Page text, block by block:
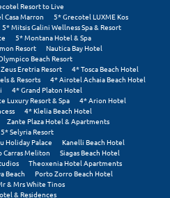
Resort to Live
Casa Marron
5* Grecotel LUXME Kos
5* Mitsis Galini Wellness Spa & Resort
5* Montana Hotel & Spa
Resort
Nautica Bay Hotel
Beach Resort
Eretria Resort
4* Tosca Beach Hotel
& Resorts
4* Airotel Achaia Beach Hotel
4* Grand Platon Hotel
Luxury Resort & Spa
4* Arion Hotel
4* Klelia Beach Hotel
Zante Plaza Hotel & Apartments
5* Selyria Resort
Holiday Palace
Kanelli Beach Hotel
Carras Meliton
Siagas Beach Hotel
Theoxenia Hotel Apartments
Beach
Porto Zorro Beach Hotel
& Mrs White Tinos
& Residences